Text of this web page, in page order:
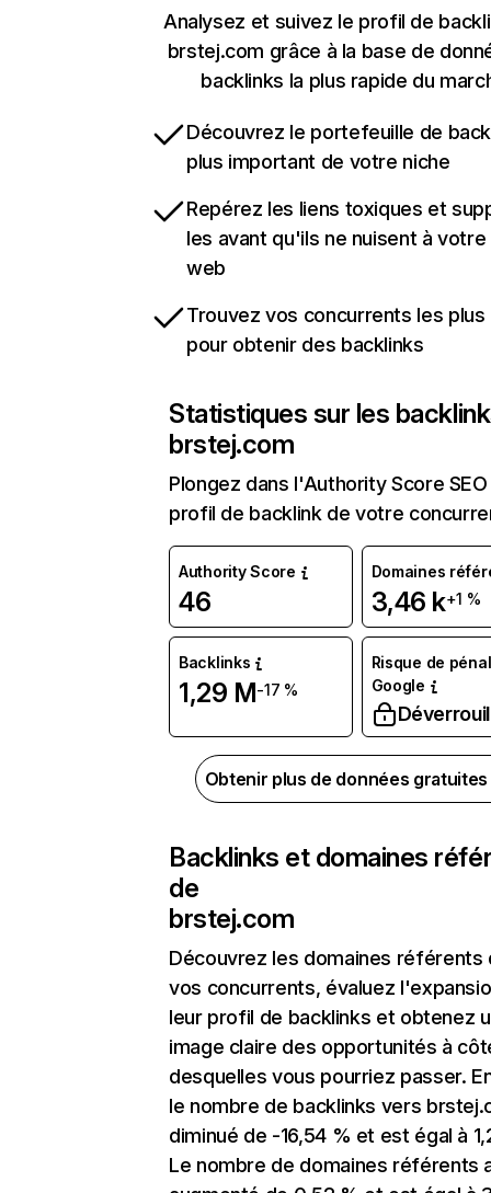
Analysez et suivez le profil de
brstej.com grâce à la base de
backlinks la plus rapide du
Découvrez le portefeuille de
plus important de votre niche
Repérez les liens toxiques et
les avant qu'ils ne nuisent à
web
Trouvez vos concurrents les
pour obtenir des backlinks
Statistiques sur les
brstej.com
Plongez dans l'Authority Score
profil de backlink de votre
Authority Score
46
Domaines
3,46 k+1 %
Backlinks
1,29 M-17 %
Risque de
Google
Obtenir plus de données
Backlinks et domaines
de
brstej.com
Découvrez les domaines référents
vos concurrents, évaluez
leur profil de backlinks et obtenez
image claire des opportunités à
desquelles vous pourriez passer.
le nombre de backlinks vers
diminué de -16,54 % et est égal à
Le nombre de domaines référents